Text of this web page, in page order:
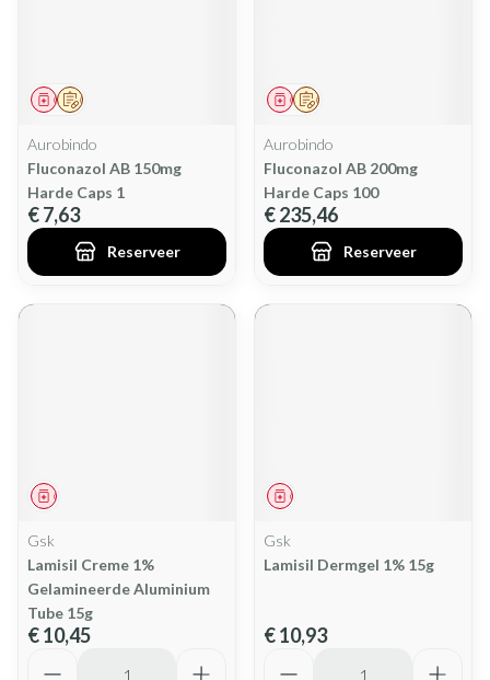
Op voorschrift
Geneesmiddel
Aurobindo
Fluconazol AB 150mg
Harde Caps 1
€ 7,63
Reserveer
Op voorschrift
Geneesmiddel
Aurobindo
Fluconazol AB 200mg
Harde Caps 100
€ 235,46
Reserveer
Geneesmiddel
Gsk
Lamisil Creme 1%
Gelamineerde Aluminium
Tube 15g
€ 10,45
Geneesmiddel
Gsk
Lamisil Dermgel 1% 15g
€ 10,93